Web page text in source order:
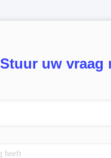
Stuur uw vraag